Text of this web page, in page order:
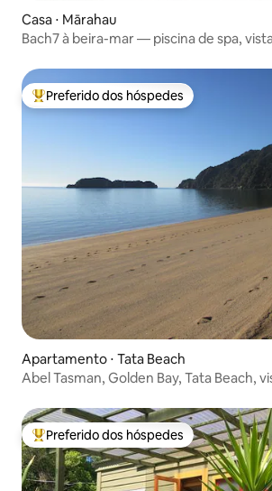
Casa ⋅ Mārahau
Bach7 à beira-mar — piscina de spa,
Entre os melhores preferidos dos
Preferido dos hóspedes
Apartamento ⋅ Tata Beach
Abel Tasman, Golden Bay, Tata Beach,
Entre os melhores preferidos dos
Preferido dos hóspedes